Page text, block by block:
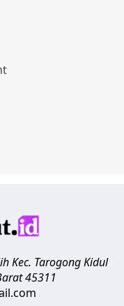
Kec. Tarogong Kidul
45311